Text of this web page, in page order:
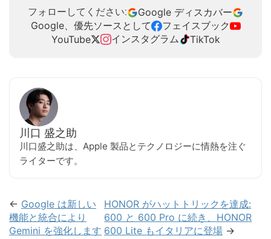
フォローしてください:
Google ディスカバー
Google、優先ソースとして
フェイスブック
YouTube
インスタグラム TikTok
川口 盛之助
川口盛之助は、Apple 製品とテクノロジーに情熱を注ぐ
ライターです。
← Google は新しい
機能と統合により
Gemini を強化します
HONOR がハットトリックを達成:
600 と 600 Pro に続き、HONOR
600 Lite もイタリアに登場 →